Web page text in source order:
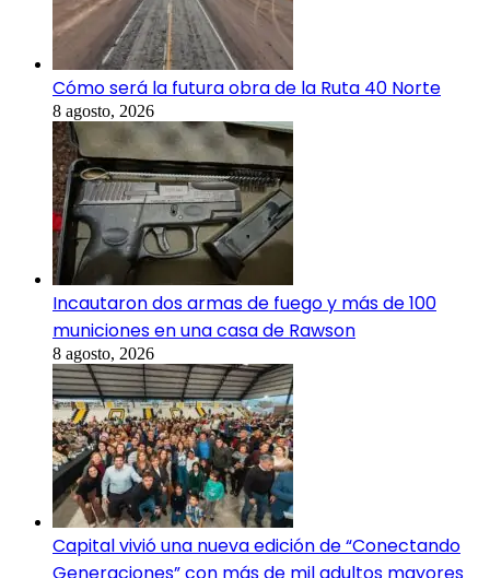
Cómo será la futura obra de la Ruta 40 Norte
8 agosto, 2026
Incautaron dos armas de fuego y más de 100
municiones en una casa de Rawson
8 agosto, 2026
Capital vivió una nueva edición de “Conectando